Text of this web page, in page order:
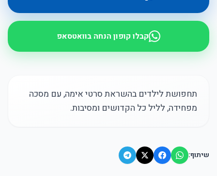
קבלו קופון הנחה בוואטסאפ
תחפושת לילדים בהשראת סרטי אימה, עם מסכה
מפחידה, לליל כל הקדושים ומסיבות.
שיתוף: